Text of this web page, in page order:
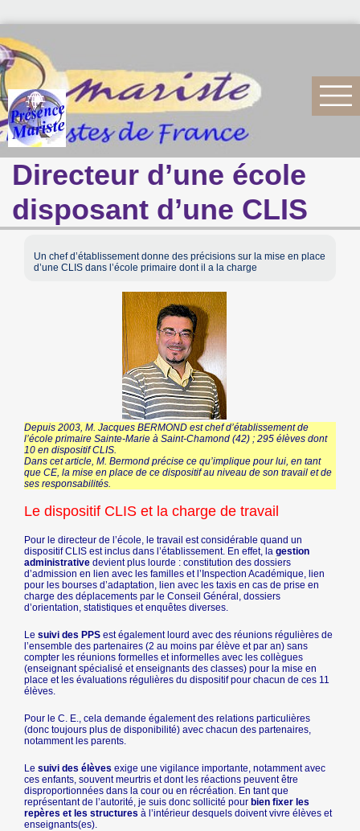
Directeur d’une école
disposant d’une CLIS
Un chef d’établissement donne des précisions sur la mise en place
d’une CLIS dans l’école primaire dont il a la charge
Depuis 2003, M. Jacques BERMOND est chef d’établissement de
l’école primaire Sainte-Marie à Saint-Chamond (42) ; 295 élèves dont
10 en dispositif CLIS.
Dans cet article, M. Bermond précise ce qu’implique pour lui, en tant
que CE, la mise en place de ce dispositif au niveau de son travail et de
ses responsabilités.
Le dispositif CLIS et la charge de travail
Pour le directeur de l’école, le travail est considérable quand un
dispositif CLIS est inclus dans l’établissement. En effet, lagestion
administrativedevient plus lourde : constitution des dossiers
d’admission en lien avec les familles et l’Inspection Académique, lien
pour les bourses d’adaptation, lien avec les taxis en cas de prise en
charge des déplacements par le Conseil Général, dossiers
d’orientation, statistiques et enquêtes diverses.
Lesuivi des PPSest également lourd avec des réunions régulières de
l’ensemble des partenaires (2 au moins par élève et par an) sans
compter les réunions formelles et informelles avec les collègues
(enseignant spécialisé et enseignants des classes) pour la mise en
place et les évaluations régulières du dispositif pour chacun de ces 11
élèves.
Pour le C. E., cela demande également des relations particulières
(donc toujours plus de disponibilité) avec chacun des partenaires,
notamment les parents.
Lesuivi des élèves exige une vigilance importante, notamment avec
ces enfants, souvent meurtris et dont les réactions peuvent être
disproportionnées dans la cour ou en récréation. En tant que
représentant de l’autorité, je suis donc sollicité pourbien fixer les
repères et les structures à l’intérieur desquels doivent vivre élèves et
enseignants(es).